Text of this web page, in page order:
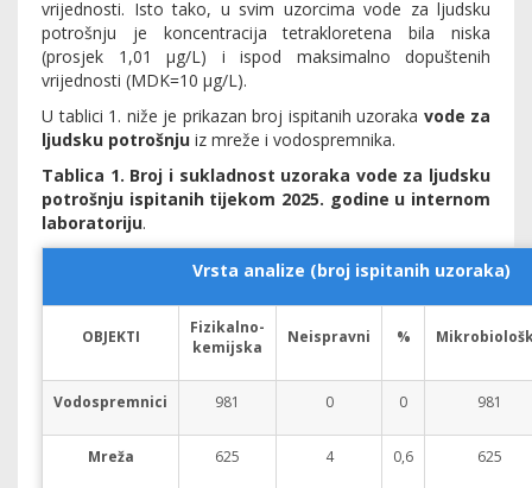
vrijednosti. Isto tako, u svim uzorcima vode za ljudsku
potrošnju je koncentracija tetrakloretena bila niska
(prosjek 1,01 µg/L) i ispod maksimalno dopuštenih
vrijednosti (MDK=10 µg/L).
U tablici 1. niže je prikazan broj ispitanih uzoraka vode za
ljudsku potrošnju iz mreže i vodospremnika.
Tablica 1. Broj i sukladnost uzoraka vode za ljudsku
potrošnju ispitanih tijekom 2025. godine u internom
laboratoriju.
Vrsta analize (broj ispitanih uzoraka)
OBJEKTI
Fizikalno-
kemijska
Neispravni %
Vodospremnici 981 0 0 981
Mreža 625 4 0,6 625